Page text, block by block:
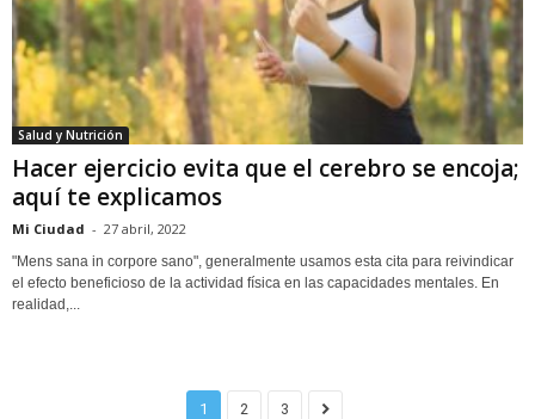
Salud y Nutrición
Hacer ejercicio evita que el cerebro se encoja;
aquí te explicamos
Mi Ciudad - 27 abril, 2022
"Mens sana in corpore sano", generalmente usamos esta cita para reivindicar
el efecto beneficioso de la actividad física en las capacidades mentales. En
realidad,...
1 2 3